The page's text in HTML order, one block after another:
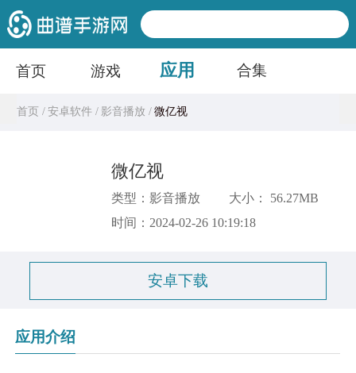
首页 游戏 应用 合集
首页 /安卓软件 / 影音播放 /微亿视
微亿视
类型：影音播放
大小： 56.27MB
时间：2024-02-26 10:19:18
安卓下载
应用介绍